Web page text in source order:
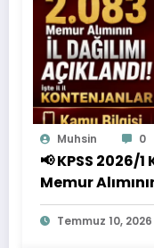
Muhsin 0
📢 KPSS 2026/
Memur
İşte İl İl
Temmuz 10, 2026